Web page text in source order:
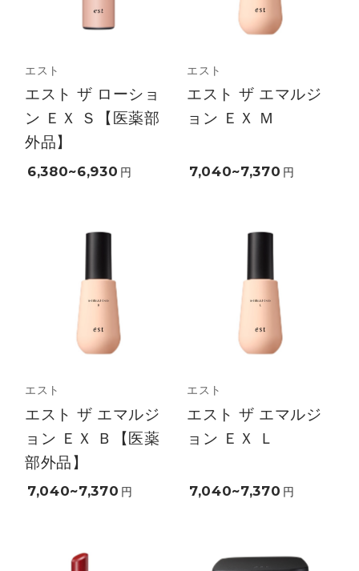
エスト
エスト ザ ローショ
ン ＥＸ Ｓ【医薬部
外品】
6,380~6,930 円
エスト
エスト ザ エマルジ
ョン ＥＸ Ｍ
7,040~7,370 円
エスト
エスト ザ エマルジ
ョン ＥＸ Ｂ【医薬
部外品】
7,040~7,370 円
エスト
エスト ザ エマルジ
ョン ＥＸ Ｌ
7,040~7,370 円